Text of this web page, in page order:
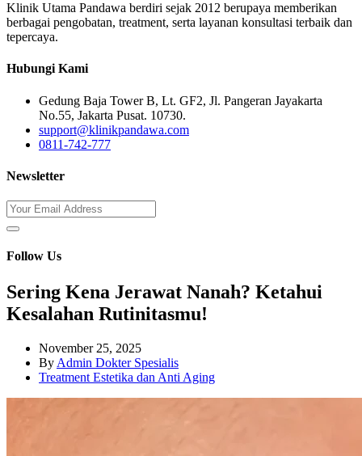
Klinik Utama Pandawa berdiri sejak 2012 berupaya memberikan
berbagai pengobatan, treatment, serta layanan konsultasi terbaik dan
tepercaya.
Hubungi Kami
Gedung Baja Tower B, Lt. GF2, Jl. Pangeran Jayakarta
No.55, Jakarta Pusat. 10730.
support@klinikpandawa.com
0811-742-777
Newsletter
Follow Us
Sering Kena Jerawat Nanah? Ketahui
Kesalahan Rutinitasmu!
November 25, 2025
By Admin Dokter Spesialis
Treatment Estetika dan Anti Aging